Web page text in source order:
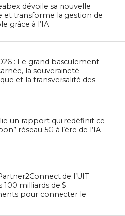
dévoile sa nouvelle
et transforme la gestion de
grâce à l’IA
: Le grand basculement
la souveraineté
et la transversalité des
un rapport qui redéfinit ce
réseau 5G à l’ère de l’IA
de l’UIT
100 milliards de $
pour connecter le